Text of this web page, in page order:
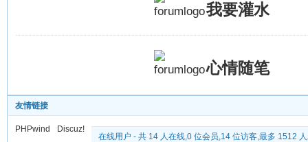
我要灌水
心情随笔
友情链接
PHPwind Discuz!
在线用户 - 共 14 人在线,0 位会员,14 位访客,最多 1512